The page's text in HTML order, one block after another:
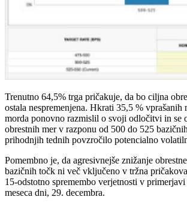
Trenutno 64,5% trga pričakuje, da bo ciljna
ostala nespremenjena. Hkrati 35,5 % vprašanih
morda ponovno razmislil o svoji odločitvi in se
obrestnih mer v razponu od 500 do 525
prihodnjih tednih povzročilo potencialno
Pomembno je, da agresivnejše znižanje
bazičnih točk ni več vključeno v tržna
15-odstotno spremembo verjetnosti v
meseca dni, 29. decembra.